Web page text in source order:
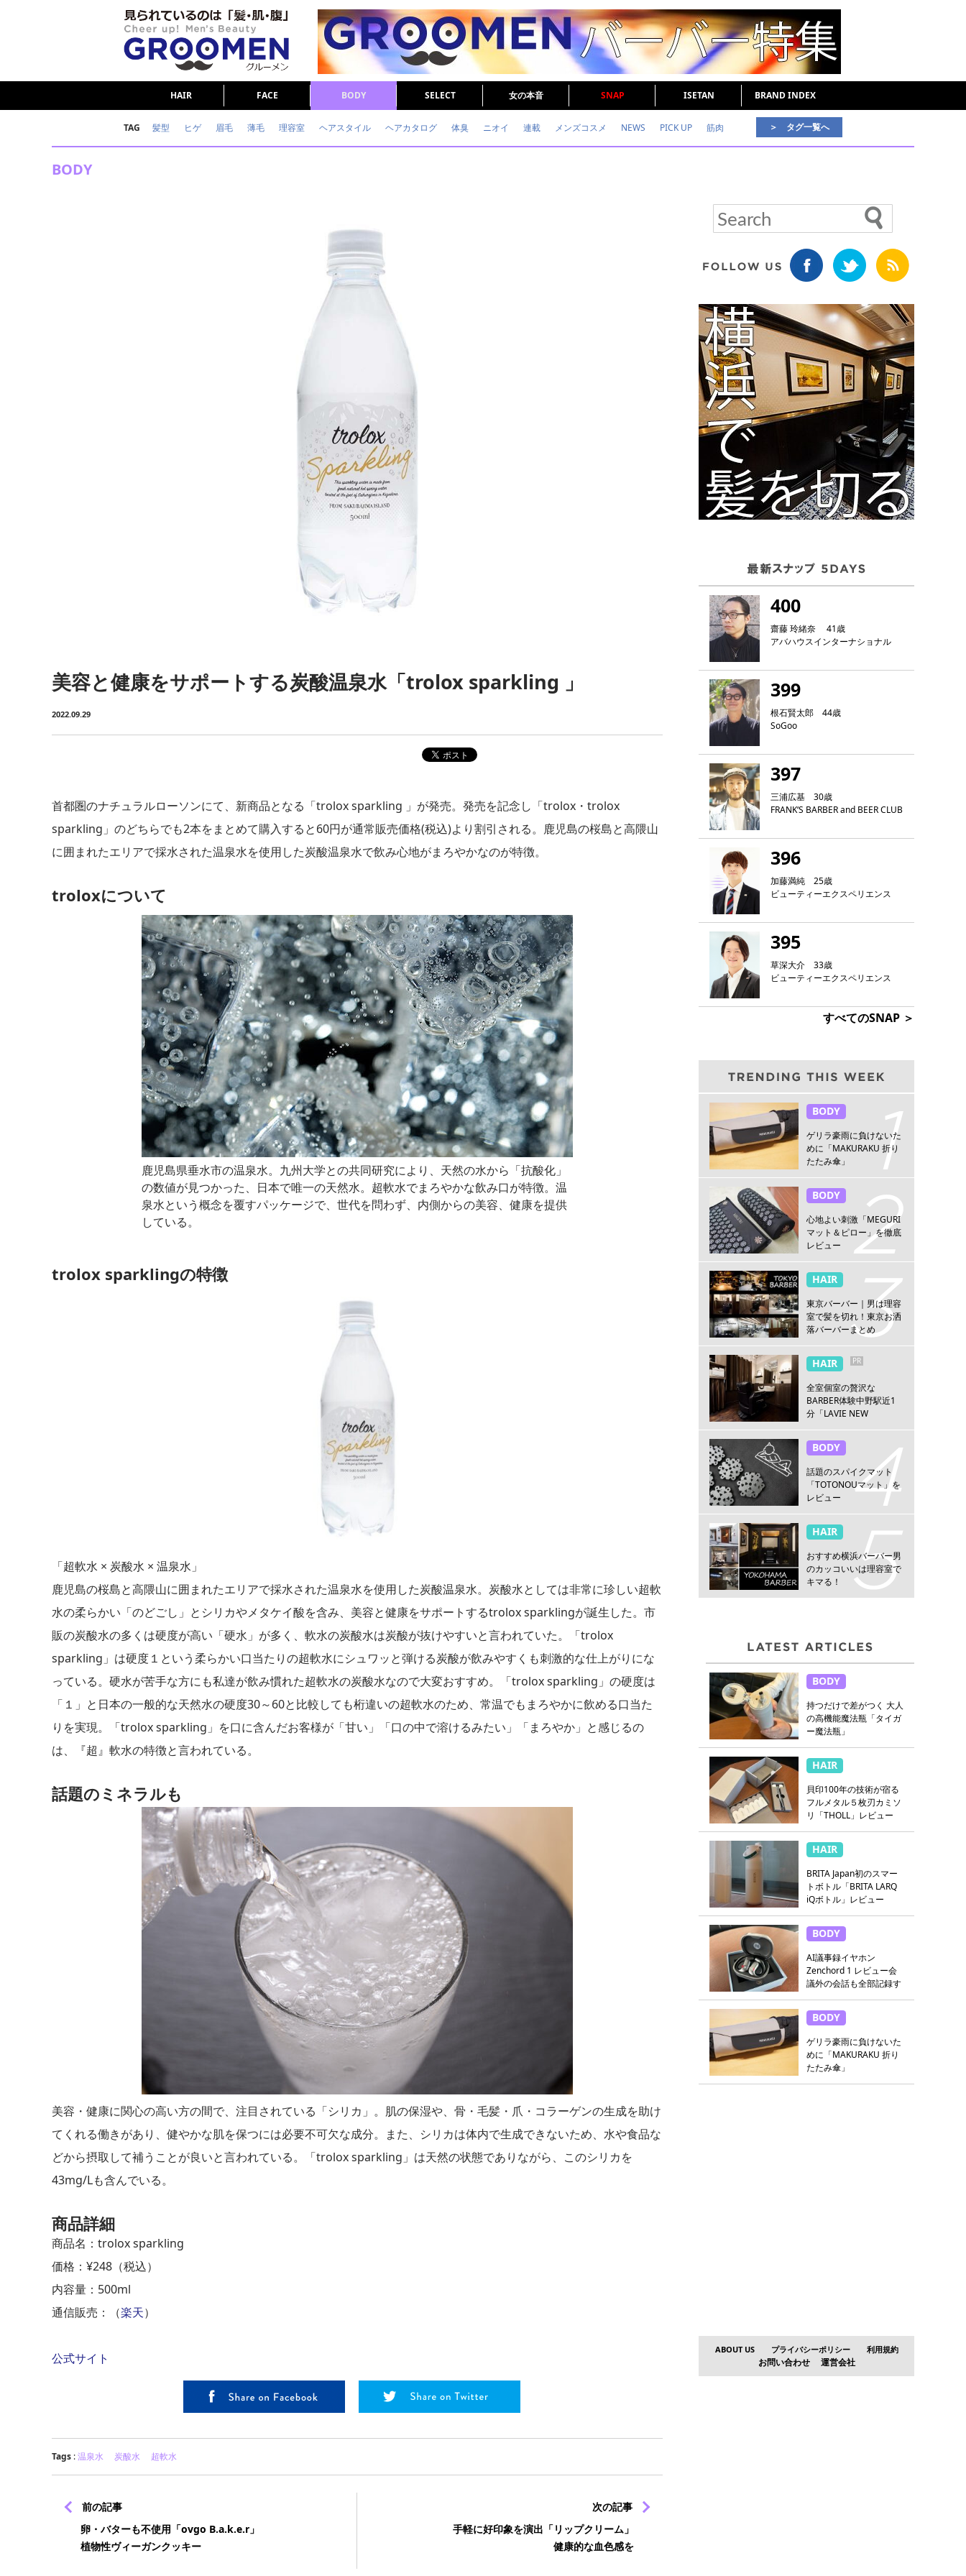
HAIR FACE BODY SELECT 女の本音 SNAP ISETAN BRAND INDEX
TAG 髪型 ヒゲ 眉毛 薄毛 理容室 ヘアスタイル ヘアカタログ 体臭 ニオイ 連載 メンズコスメ NEWS PICK UP 筋肉 ＞ タグ一覧へ
BODY
美容と健康をサポートする炭酸温泉水「trolox sparkling 」
2022.09.29
首都圏のナチュラルローソンにて、新商品となる「trolox sparkling 」が発売。発売を記念し「trolox・trolox
sparkling」のどちらでも2本をまとめて購入すると60円が通常販売価格(税込)より割引される。鹿児島の桜島と高隈山
に囲まれたエリアで採水された温泉水を使用した炭酸温泉水で飲み心地がまろやかなのが特徴。
troloxについて
鹿児島県垂水市の温泉水。 九州大学との共同研究により、天然の水から「抗酸化」
の数値が見つかった、日本で唯一の天然水。超軟水でまろやかな飲み口が特徴。温
泉水という概念を覆すパッケージで、世代を問わず、内側からの美容、健康を提供
している。
trolox sparklingの特徴
「超軟水 × 炭酸水 × 温泉水」
鹿児島の桜島と高隈山に囲まれたエリアで採水された温泉水を使用した炭酸温泉水。炭酸水としては非常に珍しい超軟
水の柔らかい「のどごし」とシリカやメタケイ酸を含み、美容と健康をサポートするtrolox sparklingが誕生した。市
販の炭酸水の多くは硬度が高い「硬水」が多く、軟水の炭酸水は炭酸が抜けやすいと言われていた。「trolox
sparkling」は硬度１という柔らかい口当たりの超軟水にシュワッと弾ける炭酸が飲みやすくも刺激的な仕上がりにな
っている。硬水が苦手な方にも私達が飲み慣れた超軟水の炭酸水なので大変おすすめ。「trolox sparkling」の硬度は
「１」と日本の一般的な天然水の硬度30～60と比較しても桁違いの超軟水のため、常温でもまろやかに飲める口当た
りを実現。「trolox sparkling」を口に含んだお客様が「甘い」「口の中で溶けるみたい」「まろやか」と感じるの
は、『超』軟水の特徴と言われている。
話題のミネラルも
美容・健康に関心の高い方の間で、注目されている「シリカ」。肌の保湿や、骨・毛髪・爪・コラーゲンの生成を助け
てくれる働きがあり、健やかな肌を保つには必要不可欠な成分。また、シリカは体内で生成できないため、水や食品な
どから摂取して補うことが良いと言われている。「trolox sparkling」は天然の状態でありながら、このシリカを
43mg/Lも含んでいる。
商品詳細
商品名：trolox sparkling
価格：¥248（税込）
内容量：500ml
通信販売：（楽天）
公式サイト
Tags :温泉水 炭酸水 超軟水
前の記事
卵・バターも不使用「ovgo B.a.k.e.r」
植物性ヴィーガンクッキー
次の記事
手軽に好印象を演出「リップクリーム」
健康的な血色感を
400
齋藤 玲緒奈 41歳
アバハウスインターナショナル
399
根石賢太郎 44歳
SoGoo
397
三浦広基 30歳
FRANK‘S BARBER and BEER CLUB
396
加藤満純 25歳
ビューティーエクスペリエンス
395
草深大介 33歳
ビューティーエクスペリエンス
すべてのSNAP ＞
BODY
ゲリラ豪雨に負けないた
めに「MAKURAKU 折り
たたみ傘」
BODY
心地よい刺激「MEGURI
マット＆ピロー」を徹底
レビュー
HAIR
東京バーバー｜男は理容
室で髪を切れ！東京お洒
落バーバーまとめ
HAIR PR
全室個室の贅沢な
BARBER体験中野駅近1
分「LAVIE NEW
野」
BODY
話題のスパイクマット
「TOTONOUマット」を
レビュー
HAIR
おすすめ横浜バーバー男
のカッコいいは理容室で
キマる！
BODY
持つだけで差がつく 大人
の高機能魔法瓶「タイガ
ー魔法瓶」
HAIR
貝印100年の技術が宿る
フルメタル５枚刃カミソ
リ「THOLL」レビュー
HAIR
BRITA Japan初のスマー
トボトル「BRITA LARQ
iQボトル」レビュー
BODY
AI議事録イヤホン
Zenchord 1 レビュー会
議外の会話も全部記録す
BODY
ゲリラ豪雨に負けないた
めに「MAKURAKU 折り
たたみ傘」
ABOUT US プライバシーポリシー 利用規約
お問い合わせ 運営会社